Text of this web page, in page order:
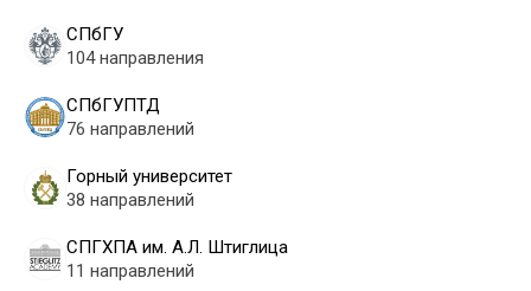
СПбГУ
104 направления
СПбГУПТД
76 направлений
Горный университет
38 направлений
СПГХПА им. А.Л. Штиглица
11 направлений